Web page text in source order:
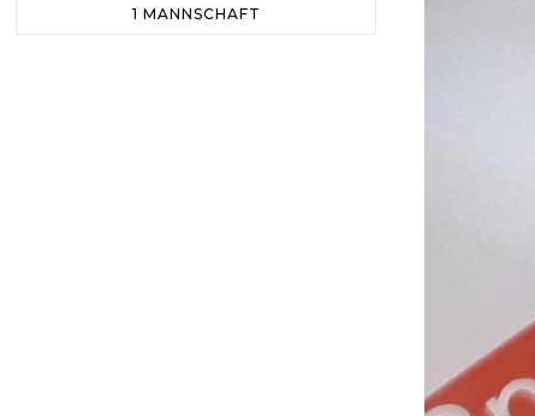
1 MANNSCHAFT